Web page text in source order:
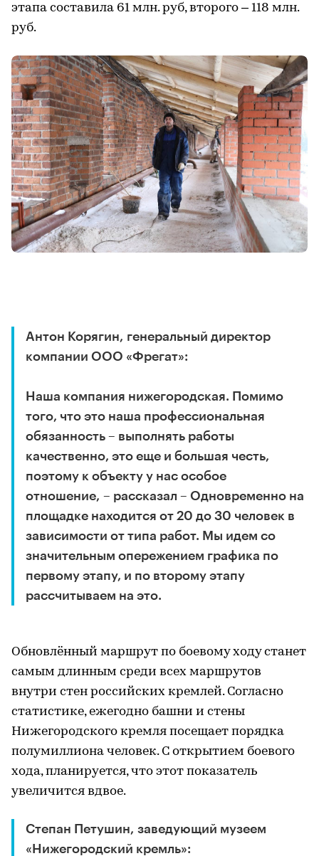
этапа составила 61 млн. руб, второго – 118 млн.
руб.
Антон Корягин, генеральный директор
компании ООО «Фрегат»:
Наша компания нижегородская. Помимо
того, что это наша профессиональная
обязанность – выполнять работы
качественно, это еще и большая честь,
поэтому к объекту у нас особое
отношение, – рассказал – Одновременно на
площадке находится от 20 до 30 человек в
зависимости от типа работ. Мы идем со
значительным опережением графика по
первому этапу, и по второму этапу
рассчитываем на это.
Обновлённый маршрут по боевому ходу станет
самым длинным среди всех маршрутов
внутри стен российских кремлей. Согласно
статистике, ежегодно башни и стены
Нижегородского кремля посещает порядка
полумиллиона человек. С открытием боевого
хода, планируется, что этот показатель
увеличится вдвое.
Степан Петушин, заведующий музеем
«Нижегородский кремль»: